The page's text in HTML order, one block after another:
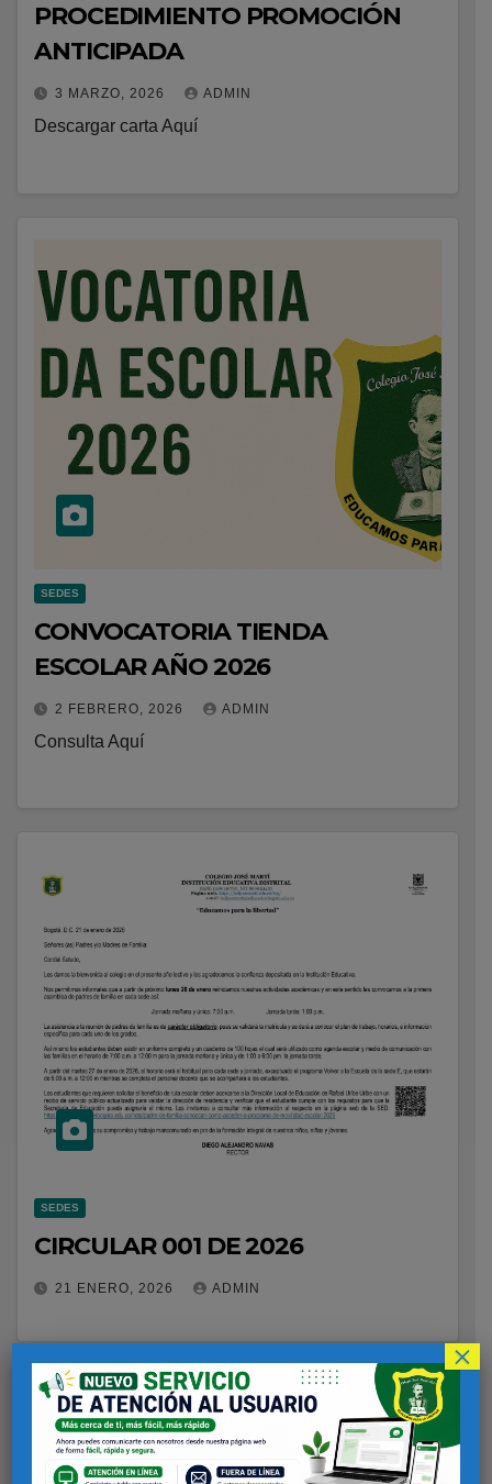
PROCEDIMIENTO PROMOCIÓN
ANTICIPADA
3 MARZO, 2026 ADMIN
Descargar carta Aquí
SEDES
CONVOCATORIA TIENDA
ESCOLAR AÑO 2026
2 FEBRERO, 2026 ADMIN
Consulta Aquí
SEDES
CIRCULAR 001 DE 2026
21 ENERO, 2026 ADMIN
×